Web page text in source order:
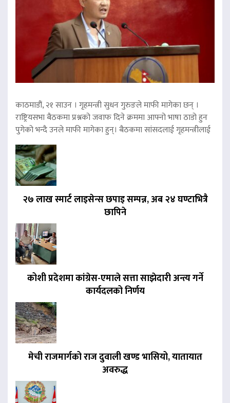
काठमाडौं, २१ साउन । गृहमन्त्री सुधन गुरुङले माफी मागेका छन् ।
राष्ट्रियसभा बैठकमा प्रश्नको जवाफ दिने क्रममा आफ्नो भाषा ठाडो हुन
पुगेको भन्दै उनले माफी मागेका हुन्। बैठकमा सांसदलाई गृहमन्त्रीलाई
२७ लाख स्मार्ट लाइसेन्स छपाइ सम्पन्न, अब २४ घण्टाभित्रै
छापिने
कोशी प्रदेशमा कांग्रेस-एमाले सत्ता साझेदारी अन्त्य गर्ने
कार्यदलको निर्णय
मेची राजमार्गको राज दुवाली खण्ड भासियो, यातायात
अवरुद्ध